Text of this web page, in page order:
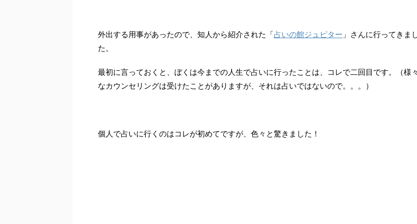
外出する用事があったので、知人から紹介された「占いの館ジュピター 」さんに行ってきま
た。
最初に言っておくと、ぼくは今までの人生で占いに行ったことは、コレで二回目です。（様々
なカウンセリングは受けたことがありますが、それは占いではないので。。。）
個人で占いに行くのはコレが初めてですが、色々と驚きました！